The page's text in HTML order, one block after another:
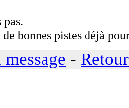
pas.
bonnes pistes déjà
-